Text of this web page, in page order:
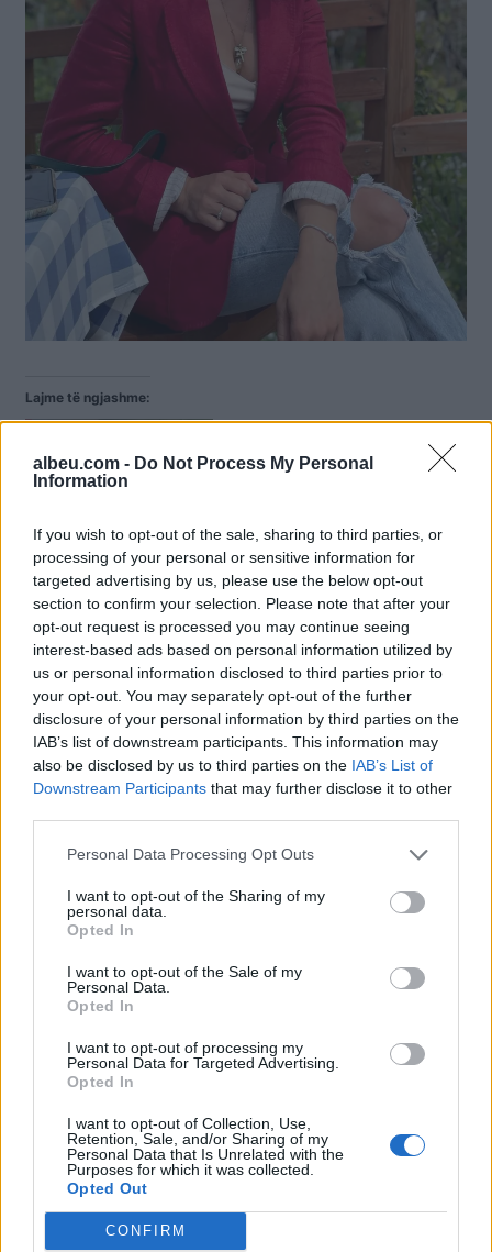
albeu.com - Do Not Process My Personal
Information
If you wish to opt-out of the sale, sharing to third parties, or
processing of your personal or sensitive information for
targeted advertising by us, please use the below opt-out
section to confirm your selection. Please note that after your
opt-out request is processed you may continue seeing
interest-based ads based on personal information utilized by
us or personal information disclosed to third parties prior to
your opt-out. You may separately opt-out of the further
disclosure of your personal information by third parties on the
IAB’s list of downstream participants. This information may
also be disclosed by us to third parties on the IAB’s List of
Downstream Participants that may further disclose it to other
Personal Data Processing Opt Outs
I want to opt-out of the Sharing of my
personal data.
Opted In
I want to opt-out of the Sale of my
Personal Data.
Opted In
I want to opt-out of processing my
Personal Data for Targeted Advertising.
Opted In
I want to opt-out of Collection, Use,
Retention, Sale, and/or Sharing of my
Personal Data that Is Unrelated with the
Purposes for which it was collected.
Opted Out
CONFIRM
Lajme të ngjashme:
Rrëfehet shqiptarja që
punon për Gucci: Si u
bëra pjesë e shtëpisë së
famshme të modës
Mrekullia, shqiptarja lind
zgjohet pas 20 ditësh
Trifonit për të bijën të
cilën e pa një muaj pasi
doli nga koma dhe
ndërkohë mjekët ja kishin
shpëtuar foshnjen që u
lind tre muaj para kohe.
27-vjeçarja që jeton në
Suedi u prek nga Covid-
19 në muajin e…
Shqiptarja tërheq
vëmendjen e gjithë Italisë,
fotot e fundit bëjnë xhiron
e rrjetit (FOTO LAJM)
Ajo u bë e njohur
nëpërmjet programit
televiziv por duket se ka
ndërmend të mos
largohet kollaj nga
origjinë shqiptare, Jori
shumë i ndjekur dhe i
komnetuar në rrjete
me fotografitë
provokuese dhe bujare.
Bukuroshja 23-vjeçare, e
rritur në…
Shtuar më13.07.2022 15:29
Anila Shaqiraj